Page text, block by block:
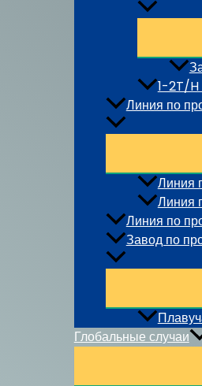
1-2T/H
Линия по
Линия
Линия
Линия по
Завод по
Глобальные случаи